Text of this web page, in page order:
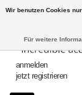
anmelden
jetzt registrieren
Wir benutzen Cookies
Für weitere